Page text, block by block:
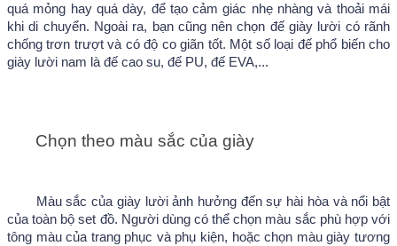
quá mỏng hay quá dày, để tạo cảm giác nhẹ nhàng và thoải mái
khi di chuyển. Ngoài ra, bạn cũng nên chọn đế giày lười có rãnh
chống trơn trượt và có độ co giãn tốt. Một số loại đế phổ biến cho
giày lười nam là đế cao su, đế PU, đế EVA,...
Chọn theo màu sắc của giày
Màu sắc của giày lười ảnh hưởng đến sự hài hòa và nổi bật
của toàn bộ set đồ. Người dùng có thể chọn màu sắc phù hợp với
tông màu của trang phục và phụ kiện, hoặc chọn màu giày tương